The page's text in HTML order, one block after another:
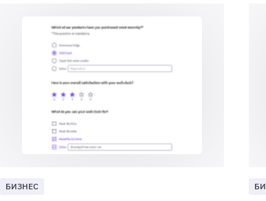
Please explain why you believe your
competitors in the areas you rated higher.
БИЗНЕС